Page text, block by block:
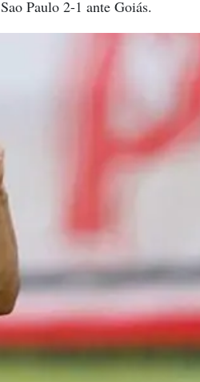
Paulo 2-1 ante Goiás.